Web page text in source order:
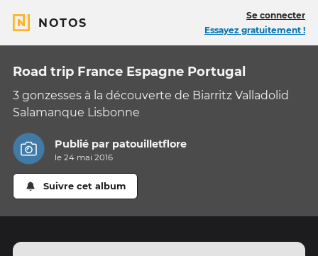
NOTOS
Se connecter
Essayez gratuitement !
Road trip France Espagne Portugal
3 gonzesses à la découverte de Biarritz Valladolid
Salamanque Lisbonne
Publié par patouilletflore
le 24 mai 2016
Suivre cet album